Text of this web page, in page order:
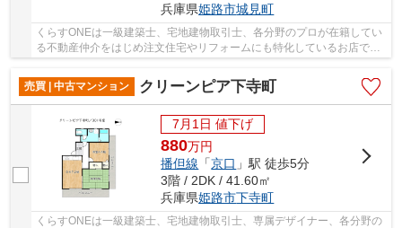
兵庫県姫路市城見町
くらすONEは一級建築士、宅地建物取引士、各分野のプロが在籍してい
る不動産仲介をはじめ注文住宅やリフォームにも特化しているお店です♪
売買 | 中古マンション
クリーンピア下寺町
7月1日 値下げ
880万円
播但線 「京口 」駅 徒歩5分
3階 / 2DK / 41.60㎡
兵庫県姫路市下寺町
くらすONEは一級建築士、宅地建物取引士、専属デザイナー、各分野の